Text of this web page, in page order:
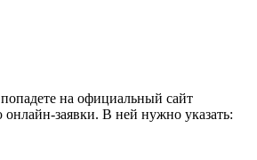
на официальный сайт
заявки. В ней нужно указать: